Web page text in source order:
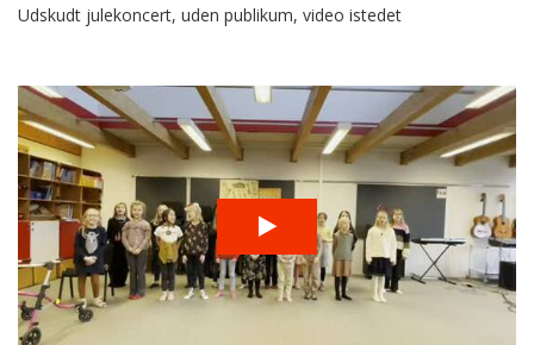
Udskudt julekoncert, uden publikum, video istedet